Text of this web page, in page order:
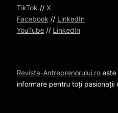
TikTok // X
Facebook // LinkedIn
YouTube // LinkedIn
Revista-Antreprenorului.ro este
informare pentru toți pasionații